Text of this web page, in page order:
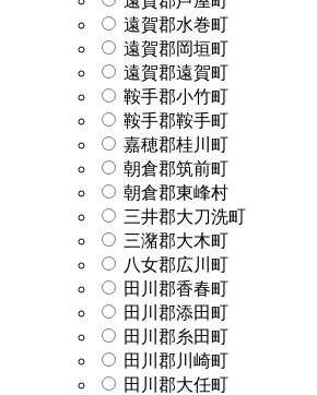
遠賀郡水巻町
遠賀郡岡垣町
遠賀郡遠賀町
鞍手郡小竹町
鞍手郡鞍手町
嘉穂郡桂川町
朝倉郡筑前町
朝倉郡東峰村
三井郡大刀洗町
三潴郡大木町
八女郡広川町
田川郡香春町
田川郡添田町
田川郡糸田町
田川郡川崎町
田川郡大任町